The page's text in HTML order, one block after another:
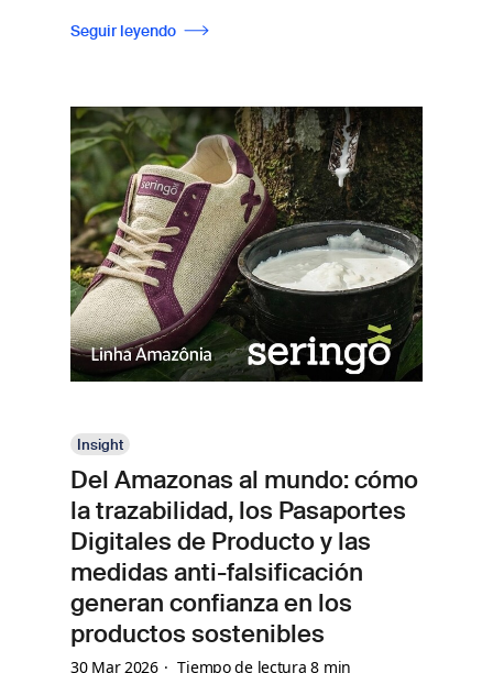
Seguir leyendo
Insight
Del Amazonas al mundo: cómo
la trazabilidad, los Pasaportes
Digitales de Producto y las
medidas anti-falsificación
generan confianza en los
productos sostenibles
30 Mar 2026 Tiempo de lectura 8 min